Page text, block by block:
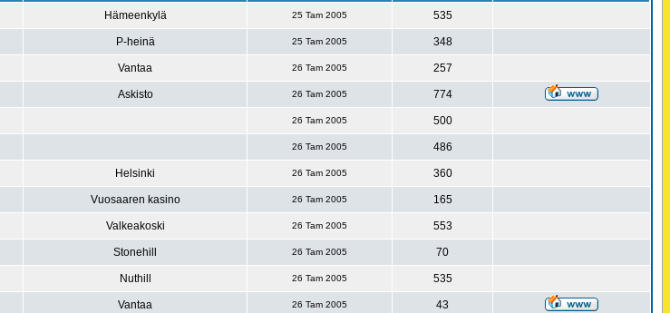
Hämeenkylä 25 Tam 2005 535
P-heinä 25 Tam 2005 348
Vantaa 26 Tam 2005 257
Askisto 26 Tam 2005 774
26 Tam 2005 500
26 Tam 2005 486
Helsinki 26 Tam 2005 360
Vuosaaren kasino 26 Tam 2005 165
Valkeakoski 26 Tam 2005 553
Stonehill 26 Tam 2005 70
Nuthill 26 Tam 2005 535
Vantaa 26 Tam 2005 43